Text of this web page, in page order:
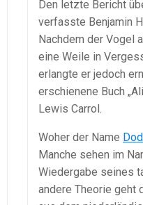
Den letzte Bericht
verfasste Benjamin
Nachdem der Vogel
eine Weile in
erlangte er jedoch
erschienene Buch
Lewis Carrol.
Woher der Name
Manche sehen im
Wiedergabe seines
andere Theorie geht